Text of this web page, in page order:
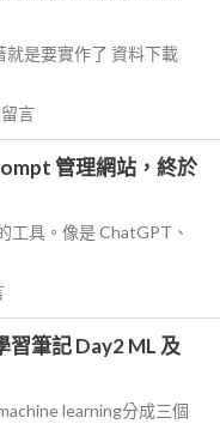
是要實作了 資料下載
言
管理網站，終於
工具。像是 ChatGPT、
筆記 Day2 ML 及
learning分成三個